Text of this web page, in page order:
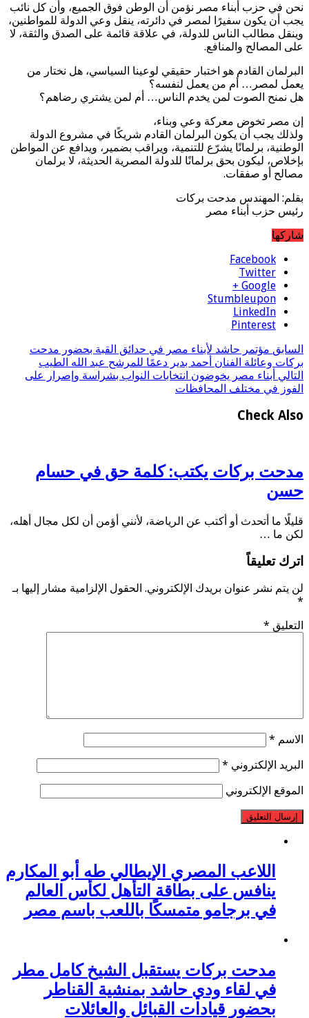
نحن في حزب أبناء مصر نؤمن أن الوطن فوق الجميع، وأن كل نائب
يجب أن يكون سفيرًا لمصر في دائرته، ينقل وعي الدولة للمواطنين،
وينقل مطالب الناس للدولة، في علاقة قائمة على الصدق والثقة، لا
على المصالح والمنافع.
البرلمان القادم هو اختبار حقيقي لوعينا السياسي، هل نختار من
يعمل لمصر… أم من يعمل لنفسه؟
هل نمنح الصوت لمن يخدم الناس… أم لمن يشتري رضاهم؟
إن مصر تخوض معركة وعي وبناء،
ولذلك يجب أن يكون البرلمان القادم شريكًا في مشروع الدولة
الوطنية، برلمانًا يشرّع للتنمية، ويراقب بضمير، ويدافع عن المواطن
بإخلاص، ليكون بحق برلمانًا للدولة المصرية الحديثة، لا برلمان
مصالح أو صفقات.
بقلم: المهندس مدحت بركات
رئيس حزب أبناء مصر
شاركها
Facebook
Twitter
Google +
Stumbleupon
LinkedIn
Pinterest
السابق مؤتمر حاشد لأبناء مصر في حدائق القبة بحضور مدحت
بركات وعائلة الفنان أحمد بدير دعمًا للمرشح عبد الله الطيب
التالي أبناء مصر يخوضون انتخابات النواب بشراسة وإصرار على
الفوز في مختلف المحافظات
Check Also
مدحت بركات يكتب: كلمة حق في حسام
حسن
قليلًا ما أتحدث أو أكتب عن الرياضة، لأنني أؤمن أن لكل مجال أهله،
لكن ما …
اترك تعليقاً
لن يتم نشر عنوان بريدك الإلكتروني. الحقول الإلزامية مشار إليها بـ
*
التعليق *
الاسم *
البريد الإلكتروني *
الموقع الإلكتروني
اللاعب المصري الإيطالي طه أبو المكارم
ينافس على بطاقة التأهل لكأس العالم
في برجامو متمسكًا باللعب باسم مصر
مدحت بركات يستقبل الشيخ كامل مطر
في لقاء ودي حاشد بمنشية القناطر
بحضور قيادات القبائل والعائلات